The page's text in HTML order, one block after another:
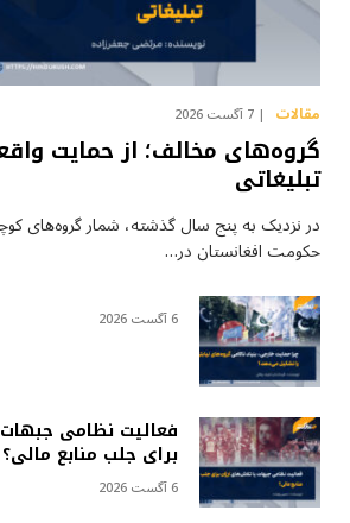
مقالات 7 آگست 2026
گروه‌های مخالف؛ از حمایت
تبلیغاتی
در نزدیک به پنج سال گذشته، شمار گروه‌های
حکومت افغانستان در…
6 آگست 2026
فعالیت نظامی
برای جلب منابع مالی؟
6 آگست 2026